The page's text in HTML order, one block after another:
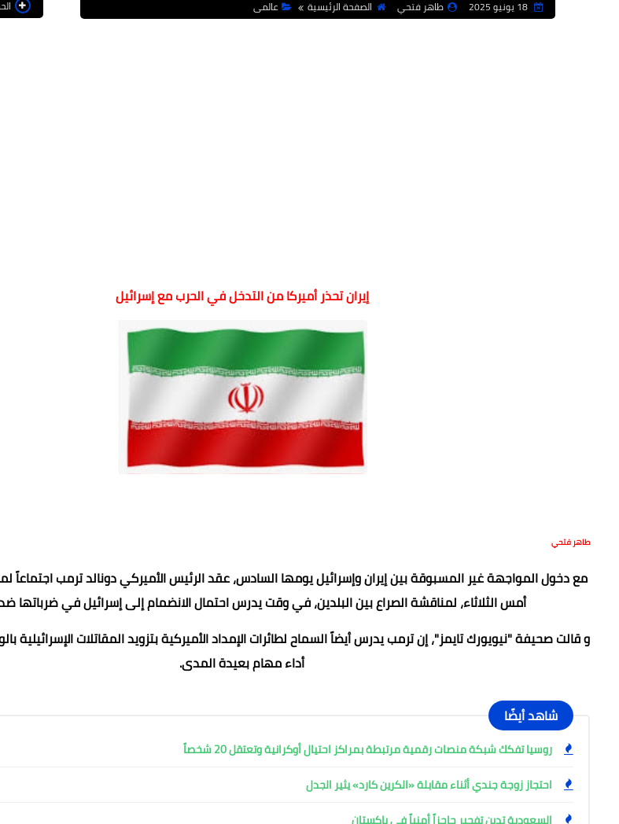
18 يونيو 2025 طاهر فتحي الصفحة الرئيسية عالمى
إيران تحذر أميركا من التدخل في الحرب مع إسرائيل
طاهر فتحي
مع دخول المواجهة غير المسبوقة بين إيران وإسرائيل يومها السادس، عقد الرئيس الأميركي دونالد ترمب اجتماعاً
أمس الثلاثاء، لمناقشة الصراع بين البلدين، في وقت يدرس احتمال الانضمام إلى إسرائيل في ضرباتها
و قالت صحيفة "نيويورك تايمز"، إن ترمب يدرس أيضاً السماح لطائرات الإمداد الأميركية بتزويد المقاتلات
أداء مهام بعيدة المدى.
شاهد أيضًا
روسيا تفكك شبكة منصات رقمية مرتبطة بمراكز احتيال أوكرانية وتعتقل 20 شخصاً
احتجاز زوجة جندي أثناء مقابلة «الكرين كارد» يثير الجدل